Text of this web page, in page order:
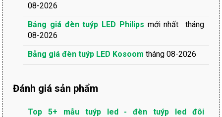
08-2026
Bảng giá đèn tuýp LED Philips mới nhất tháng
08-2026
Bảng giá đèn tuýp LED Kosoom tháng 08-2026
Đánh giá sản phẩm
Top 5+ mẫu tuýp led - đèn tuýp led đôi